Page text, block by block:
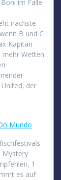
im Falle
nächste
B und C
Kapitän
mehr Wetten
der
Mundo
Mystery
1
es auf